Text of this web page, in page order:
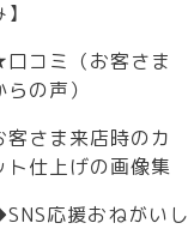
コミ（お客さま
らの声）
客さま来店時のカ
ト仕上げの画像集
応援おねがいし